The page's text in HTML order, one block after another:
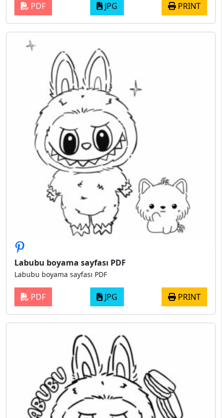
PDF JPG PRINT
Labubu boyama sayfası PDF
Labubu boyama sayfası PDF
PDF JPG PRINT